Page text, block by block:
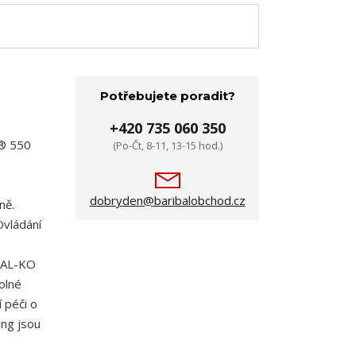
550
KO
péči o
jsou
Potřebujete poradit?
+420 735 060 350
(Po-Čt, 8-11, 13-15 hod.)
dobryden@baribalobchod.cz